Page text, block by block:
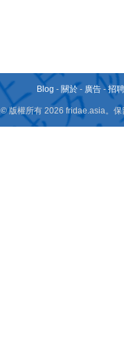
Blog - 關於 - 廣告 -招
© 版權所有 2026 fridae.asia。